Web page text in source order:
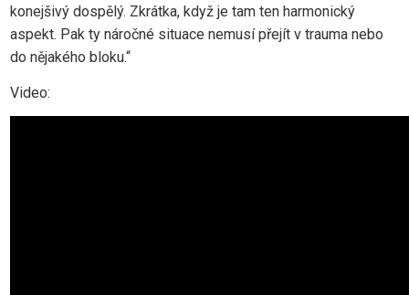
konejšivý dospělý. Zkrátka, když je tam ten harmonický
aspekt. Pak ty náročné situace nemusí přejít v trauma nebo
do nějakého bloku.“
Video: